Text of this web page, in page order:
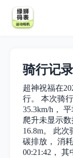
骑行记
超神祝福在
行。 本次骑
35.3km/h，
爬升未显示
16.8m。 此
碳排放， 消
00:21:42，